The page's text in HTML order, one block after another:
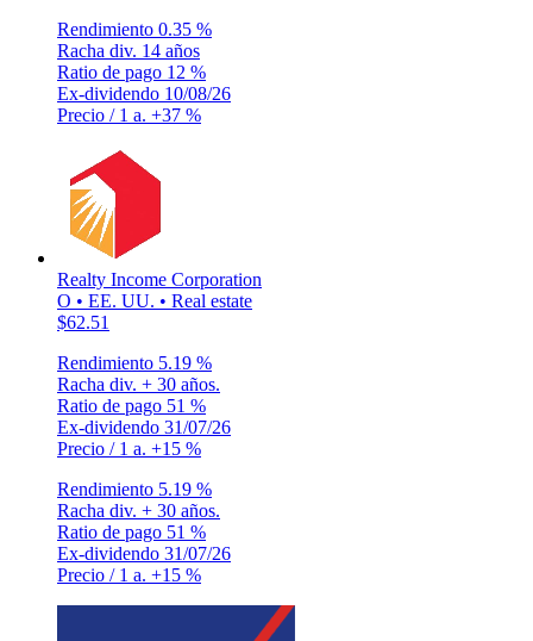
Rendimiento 0.35 %
Racha div. 14 años
Ratio de pago 12 %
Ex-dividendo 10/08/26
Precio / 1 a. +37 %
Realty Income Corporation
O • EE. UU. • Real estate
$62.51
Rendimiento 5.19 %
Racha div. + 30 años.
Ratio de pago 51 %
Ex-dividendo 31/07/26
Precio / 1 a. +15 %
Rendimiento 5.19 %
Racha div. + 30 años.
Ratio de pago 51 %
Ex-dividendo 31/07/26
Precio / 1 a. +15 %